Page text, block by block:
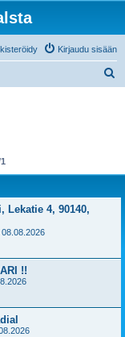
Kirjaudu sisään
1
Lekatie 4, 90140,
!!